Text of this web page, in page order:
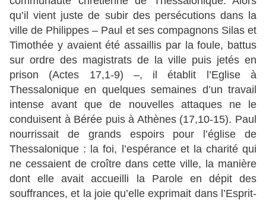
qu’il vient juste de subir des persécutions dans la
ville de Philippes – Paul et ses compagnons Silas et
Timothée y avaient été assaillis par la foule, battus
sur ordre des magistrats de la ville puis jetés en
prison (Actes 17,1-9) –, il établit l’Eglise à
Thessalonique en quelques semaines d’un travail
intense avant que de nouvelles attaques ne le
conduisent à Bérée puis à Athènes (17,10-15). Paul
nourrissait de grands espoirs pour l’église de
Thessalonique : la foi, l’espérance et la charité qui
ne cessaient de croître dans cette ville, la manière
dont elle avait accueilli la Parole en dépit des
souffrances, et la joie qu’elle exprimait dans l’Esprit-